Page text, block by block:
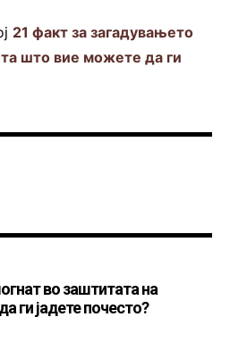
21 факт за загадувањето
што вие можете да ги
во заштитата на
ги јадете почесто?